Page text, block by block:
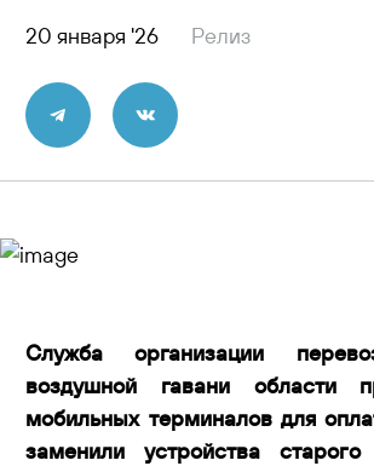
Пресс-центр
Контакты
20 января '26 Релиз
Служба организации
воздушной гавани области
мобильных терминалов для
заменили устройства